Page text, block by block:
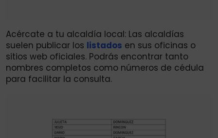
Acércate a tu alcaldía local: Las alcaldías
suelen publicar los listados en sus oficinas o
sitios web oficiales. Podrás encontrar tanto
nombres completos como números de cédula
para facilitar la consulta.